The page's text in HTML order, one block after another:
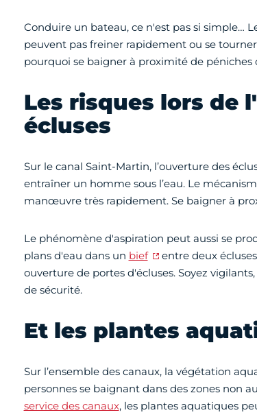
Conduire un bateau, ce n'est pas si simple…
peuvent pas freiner rapidement ou se
pourquoi se baigner à proximité de
Les risques lors de
écluses
Sur le canal Saint-Martin, l’ouverture des
entraîner un homme sous l’eau. Le
manœuvre très rapidement. Se baigner à
Le phénomène d'aspiration peut aussi se
plans d'eau dans un bief
entre deux
ouverture de portes d'écluses. Soyez
de sécurité.
Et les plantes
Sur l’ensemble des canaux, la végétation
personnes se baignant dans des zones non
service des canaux, les plantes aquatiques